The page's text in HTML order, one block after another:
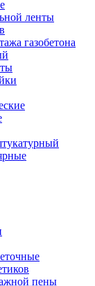
ленты
газобетона
пены